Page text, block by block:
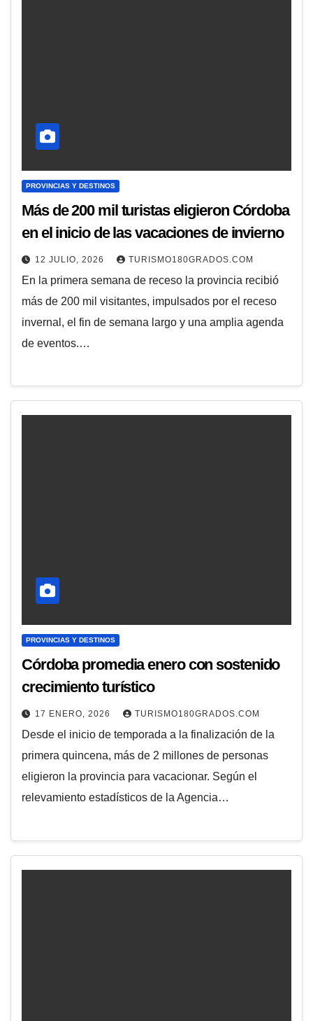
PROVINCIAS Y DESTINOS
Más de 200 mil turistas eligieron Córdoba
en el inicio de las vacaciones de invierno
12 JULIO, 2026 TURISMO180GRADOS.COM
En la primera semana de receso la provincia recibió
más de 200 mil visitantes, impulsados por el receso
invernal, el fin de semana largo y una amplia agenda
de eventos.…
PROVINCIAS Y DESTINOS
Córdoba promedia enero con sostenido
crecimiento turístico
17 ENERO, 2026 TURISMO180GRADOS.COM
Desde el inicio de temporada a la finalización de la
primera quincena, más de 2 millones de personas
eligieron la provincia para vacacionar. Según el
relevamiento estadísticos de la Agencia…